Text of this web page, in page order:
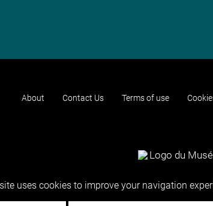
About Contact Us Terms of use
uses cookies to improve your navigation